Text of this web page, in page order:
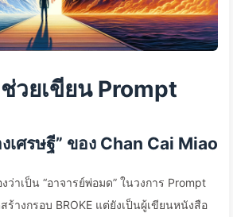
วยเขียน Prompt
งเศรษฐี” ของ Chan Cai Miao
ว่าเป็น “อาจารย์พ่อมด” ในวงการ Prompt
ร้างกรอบ BROKE แต่ยังเป็นผู้เขียนหนังสือ